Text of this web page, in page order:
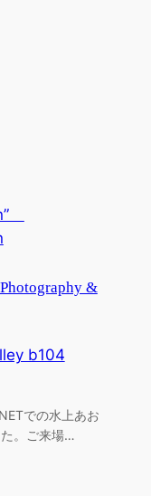
&
b104
での水上あお
。ご来場…